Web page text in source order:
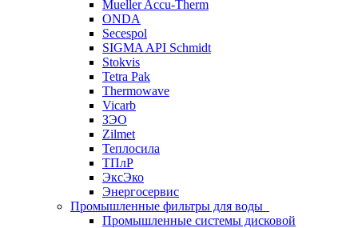
Mueller Accu-Therm
ONDA
Secespol
SIGMA API Schmidt
Stokvis
Tetra Pak
Thermowave
Vicarb
ЗЭО
Zilmet
Теплосила
ТПлР
ЭксЭко
Энергосервис
Промышленные фильтры для воды
Промышленные системы дисковой